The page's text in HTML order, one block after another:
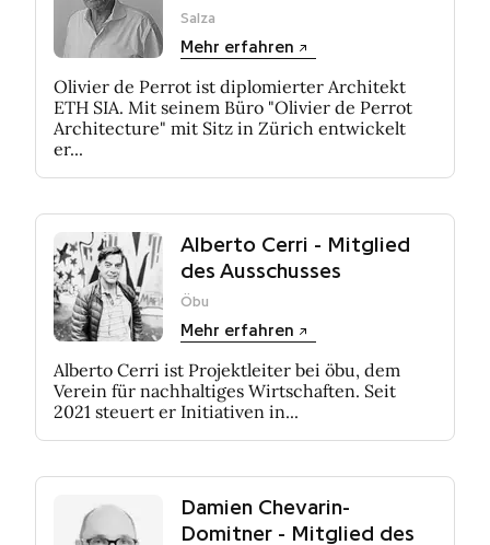
Salza
Mehr erfahren
Olivier de Perrot ist diplomierter Architekt
ETH SIA. Mit seinem Büro "Olivier de Perrot
Architecture" mit Sitz in Zürich entwickelt
er...
Alberto Cerri - Mitglied
des Ausschusses
Öbu
Mehr erfahren
Alberto Cerri ist Projektleiter bei öbu, dem
Verein für nachhaltiges Wirtschaften. Seit
2021 steuert er Initiativen in...
Damien Chevarin-
Domitner - Mitglied des